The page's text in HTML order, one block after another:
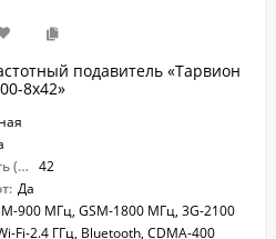
подавитель «Тарвион
8x42»
Общая выходная мощность (Вт): 42
Да
900 МГц, GSM-1800 МГц, 3G-2100
Fi-2.4 ГГц, Bluetooth, CDMA-400